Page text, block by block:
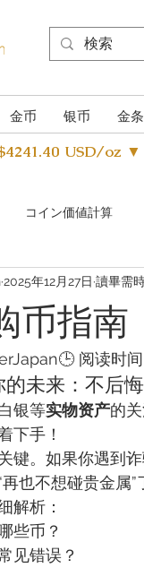
金币 银币 金条
USD/oz ▼
​コイン価値計算
Metals Guide Q&A
Authentication Guide
币指南
2025年12月27日 讀畢需
阅读时
未来：不后
银等实物资产的
下手！
键。如果你遇到
也不想碰贵金属”
解析：
些币？
见错误？